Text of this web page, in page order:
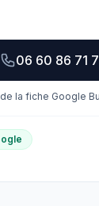
06 60 86 71
la fiche Google